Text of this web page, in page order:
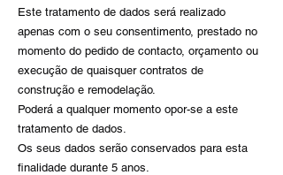
Este tratamento de dados será realizado
apenas com o seu consentimento, prestado no
momento do pedido de contacto, orçamento ou
execução de quaisquer contratos de
construção e remodelação.
Poderá a qualquer momento opor-se a este
tratamento de dados.
Os seus dados serão conservados para esta
finalidade durante 5 anos.